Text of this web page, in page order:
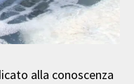
alla conoscenza